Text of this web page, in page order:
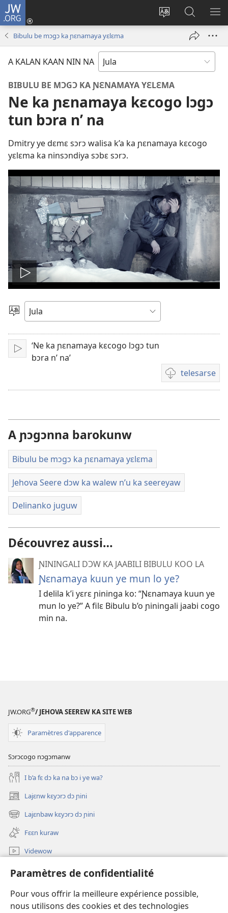
Paramètres de confidentialité
Pour vous offrir la meilleure expérience possible,
nous utilisons des cookies et des technologies
JW.ORG
Kaan
Kɔnti
yɛlɛ
nouvelle
A
ɲini
JW.ORG
kan
Bibulu be mɔgɔ ka ɲɛnamaya yɛlɛma
A KALAN KAAN NIN NA
BIBULU BE MƆGƆ KA ƝƐNAMAYA YƐLƐMA
Ne ka ɲɛnamaya kɛcogo lɔgɔ
tun bɔra n’ na
Dmitry ye dɛmɛ sɔrɔ walisa k’a ka ɲɛnamaya kɛcogo
yɛlɛma ka ninsɔndiya sɔbɛ sɔrɔ.
Play
video
Kaan
sugandi
A
‘Ne ka ɲɛnamaya kɛcogo lɔgɔ tun
bɔra n’ na’
telesarse
Videwow
telesarse
A ɲɔgɔnna barokunw
Bibulu be mɔgɔ ka ɲɛnamaya yɛlɛma
Jehova Seere dɔw ka walew n’u ka seereyaw
Delinanko juguw
Découvrez aussi…
ƝININGALI DƆW KA JAABILI BIBULU KOO LA
Ɲɛnamaya kuun ye mun lo ye?
I delila k’i yɛrɛ ɲininga ko: “Ɲɛnamaya kuun ye
mun lo ye?” A filɛ Bibulu b’o ɲiningali jaabi cogo
min na.
JW.ORG®/ JEHOVA SEEREW KA SITE WEB
Paramètres d'apparence
Sɔrɔcogo nɔgɔmanw
I b’a fɛ dɔ ka na bɔ i ye wa?
Lajɛnw kɛyɔrɔ dɔ ɲini
(ouvre
une
nouvelle
fenêtre)
Lajɛnbaw kɛyɔrɔ dɔ ɲini
(ouvre
une
nouvelle
fenêtre)
Fɛɛn kuraw
Videwow